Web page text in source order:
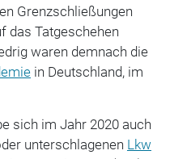
Grenzschließungen
das Tatgeschehen
waren demnach die
in Deutschland, im
sich im Jahr 2020 auch
unterschlagenen Lkw